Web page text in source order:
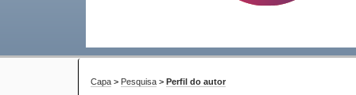
Capa > Pesquisa > Perfil do autor